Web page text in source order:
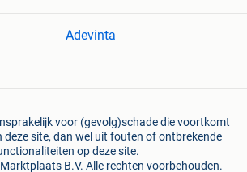
Adevinta
voor (gevolg)schade die voortkomt
deze site, dan wel uit fouten of ontbrekende
op deze site.
B.V. Alle rechten voorbehouden.